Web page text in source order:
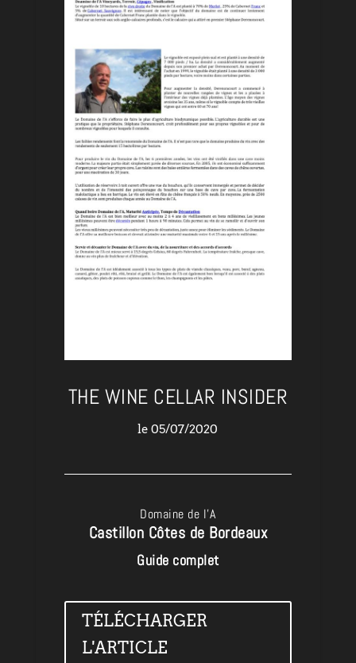
THE WINE CELLAR INSIDER
le 05/07/2020
Domaine de l’A
Castillon Côtes de Bordeaux
Guide complet
TÉLÉCHARGER
L'ARTICLE